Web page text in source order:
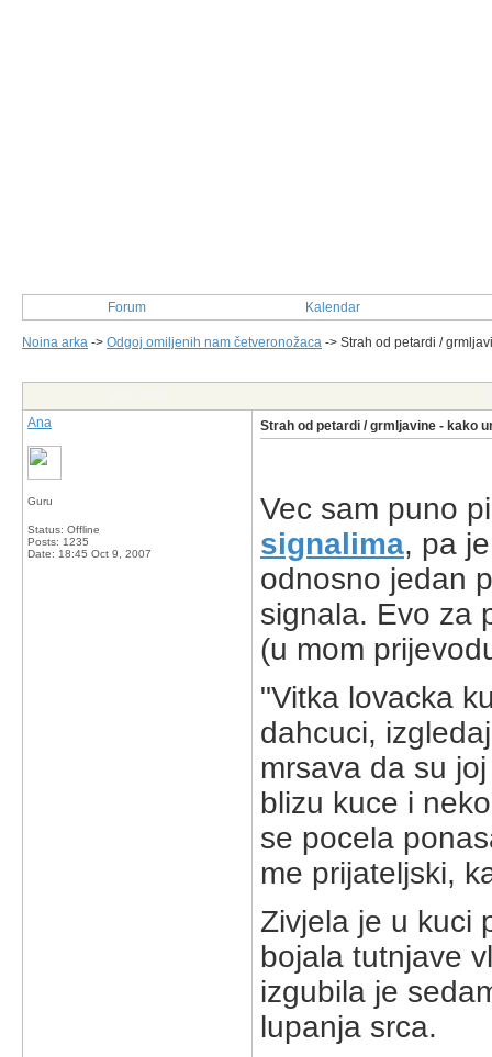
Forum Kalendar
Noina arka -> Odgoj omiljenih nam četveronožaca -> Strah od petardi /
Ana
Guru
Status: Offline
Posts: 1235
Date: 18:45 Oct 9, 2007
Strah od petardi / grmljavine - kako
Vec sam puno
signalima, pa
odnosno jedan
signala. Evo za
(u mom
"Vitka lovacka
dahcuci,
mrsava da su
blizu kuce i
se pocela
me prijateljski,
Zivjela je u kuci
bojala tutnjave
izgubila je
lupanja srca.